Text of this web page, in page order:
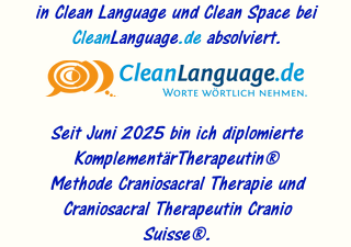
in Clean Language und Clean Space bei
CleanLanguage.deabsolviert.
Seit Juni 2025 bin ich diplomierte
KomplementärTherapeutin®
Methode Craniosacral Therapie und
Craniosacral Therapeutin Cranio
Suisse®.